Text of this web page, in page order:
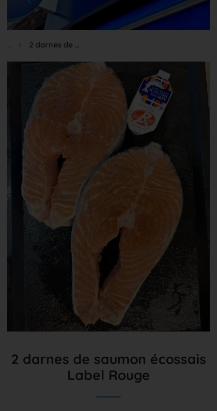
2 darnes de saumon écossais Label Rouge
2 darnes de saumon écossais
Label Rouge